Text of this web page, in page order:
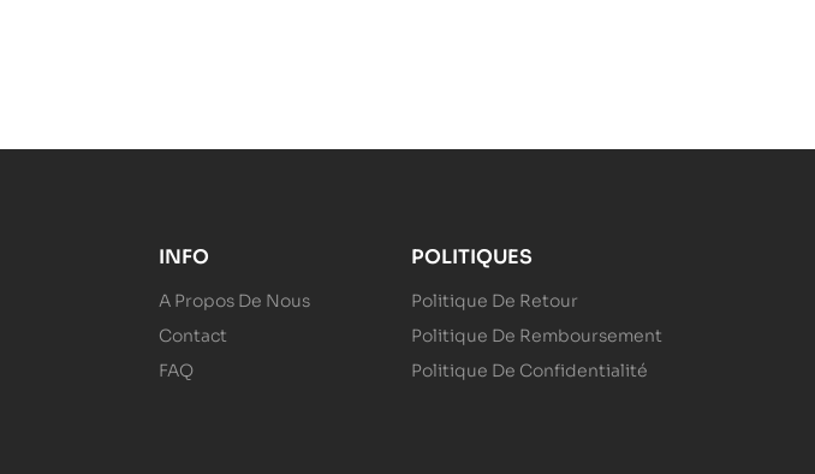
INFO
A Propos De Nous
Contact
FAQ
POLITIQUES
Politique De Retour
Politique De Remboursement
Politique De Confidentialité